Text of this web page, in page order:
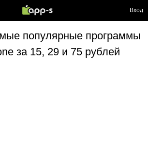
Вход
популярные программы
за 15, 29 и 75 рублей